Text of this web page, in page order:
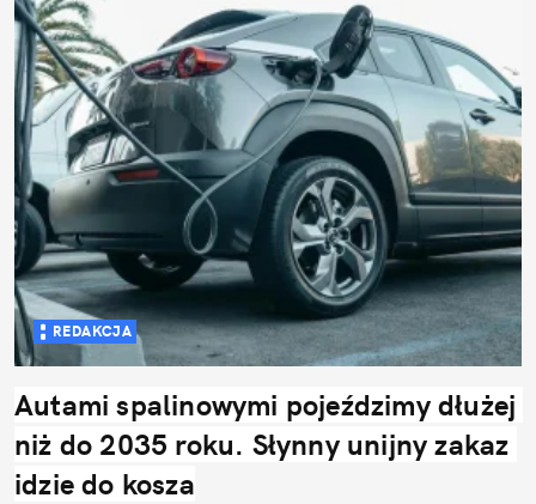
REDAKCJA
Autami spalinowymi pojeździmy dłużej
niż do 2035 roku. Słynny unijny zakaz
idzie do kosza